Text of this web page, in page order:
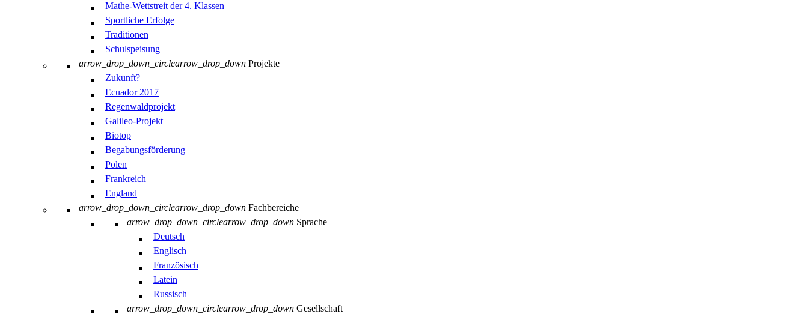
Mathe-Wettstreit der 4. Klassen
Sportliche Erfolge
Traditionen
Schulspeisung
arrow_drop_down_circlearrow_drop_down Projekte
Zukunft?
Ecuador 2017
Regenwaldprojekt
Galileo-Projekt
Biotop
Begabungsförderung
Polen
Frankreich
England
arrow_drop_down_circlearrow_drop_down Fachbereiche
arrow_drop_down_circlearrow_drop_down Sprache
Deutsch
Englisch
Französisch
Latein
Russisch
arrow_drop_down_circlearrow_drop_down Gesellschaft